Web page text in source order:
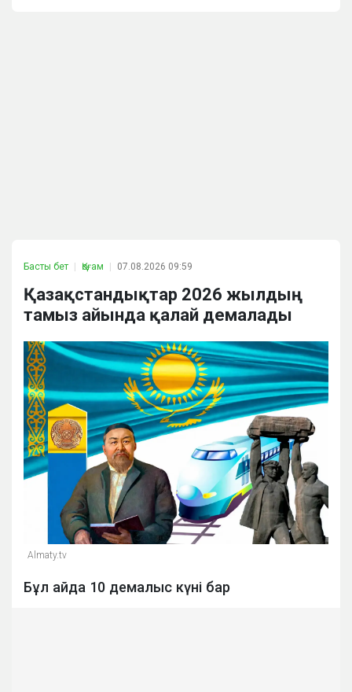
Басты бет Қоғам 07.08.2026 09:59
Қазақстандықтар 2026 жылдың
тамыз айында қалай демалады
Almaty.tv
Бұл айда 10 демалыс күні бар